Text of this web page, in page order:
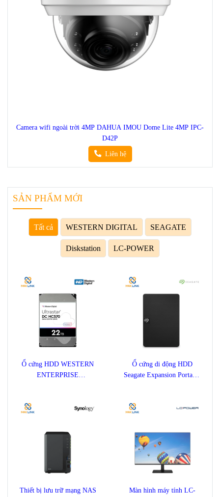
Camera wifi ngoài trời 4MP DAHUA IMOU Dome Lite 4MP IPC-
D42P
Liên hệ
SẢN PHẨM MỚI
Tất cả WESTERN DIGITAL SEAGATE
Diskstation LC-POWER
Ổ cứng HDD WESTERN
ENTERPRISE
Ổ cứng di động HDD
Seagate Expansion Portable
Thiết bị lưu trữ mạng NAS
Màn hình máy tính LC-